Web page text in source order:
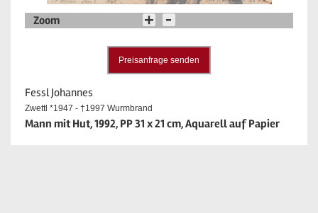
Zoom
Preisanfrage senden
Fessl Johannes
Zwettl *1947 - †1997 Wurmbrand
Mann mit Hut, 1992, PP 31 x 21 cm, Aquarell auf Papier